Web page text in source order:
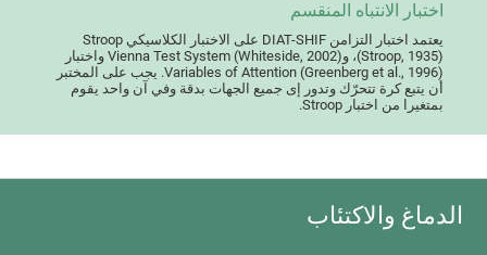
اختبار الانتباه المنقسم
يعتمد اختبار التزامن DIAT-SHIF على الاختبار الكلاسيكي Stroop
(Stroop, 1935)، وVienna Test System (Whiteside, 2002) واختبار
Variables of Attention (Greenberg et al., 1996). يجب على المختبر
أن يتبع كرة تتحرّك وتدور إى جميع الجهات بدقة وفي آن واحد يقوم
بمتغيرا من اختبار Stroop.
الدماغ والاكتئاب